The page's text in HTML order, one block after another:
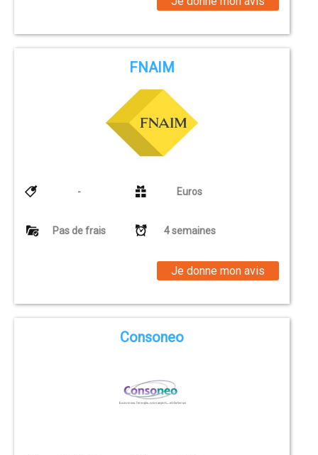
FNAIM
- Euros
Pas de frais 4 semaines
Je donne mon avis
Consoneo